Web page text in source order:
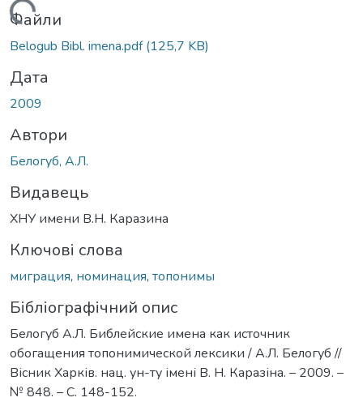
Вантажиться...
Файли
Belogub Bibl. imena.pdf(125,7 KB)
Дата
2009
Автори
Белогуб, А.Л.
Видавець
ХНУ имени В.Н. Каразина
Ключові слова
миграция, номинация, топонимы
Бібліографічний опис
Белогуб А.Л. Библейские имена как источник
обогащения топонимической лексики / А.Л. Белогуб //
Вісник Харків. нац. ун-ту імені В. Н. Каразіна. – 2009. –
№ 848. – С. 148-152.